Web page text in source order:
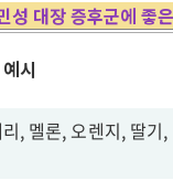
성 대장 증후군에 좋
시
, 멜론, 오렌지, 딸기,